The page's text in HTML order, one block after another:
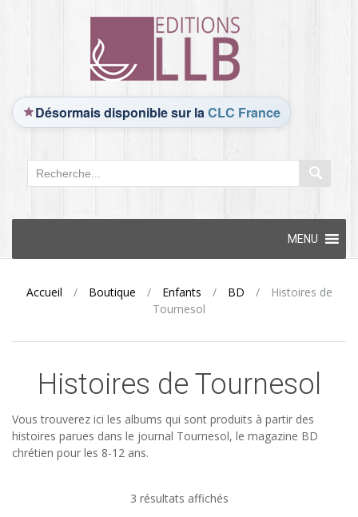
Désormais disponible sur laCLC France
content
MENU
Accueil / Boutique / Enfants / BD /
Histoires de
Tournesol
Histoires de Tournesol
Vous trouverez ici les albums qui sont produits à partir des
histoires parues dans le journal Tournesol, le magazine BD
chrétien pour les 8-12 ans.
3 résultats affichés